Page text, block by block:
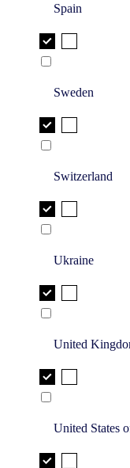
Spain
Sweden
Switzerland
Ukraine
United
United States